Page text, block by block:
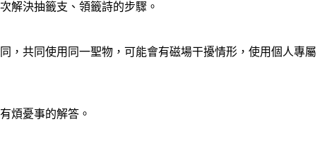
解決抽籤支、領籤詩的步驟。
，共同使用同一聖物，可能會有磁場干擾情形，使用個人專屬
煩憂事的解答。